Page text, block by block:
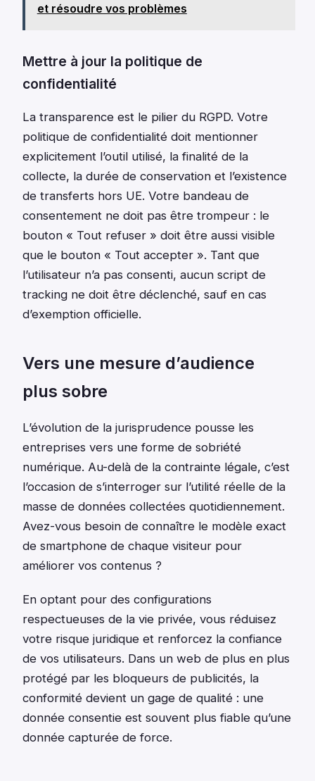
et résoudre vos problèmes
Mettre à jour la politique de
confidentialité
La transparence est le pilier du RGPD. Votre
politique de confidentialité doit mentionner
explicitement l’outil utilisé, la finalité de la
collecte, la durée de conservation et l’existence
de transferts hors UE. Votre bandeau de
consentement ne doit pas être trompeur : le
bouton « Tout refuser » doit être aussi visible
que le bouton « Tout accepter ». Tant que
l’utilisateur n’a pas consenti, aucun script de
tracking ne doit être déclenché, sauf en cas
d’exemption officielle.
Vers une mesure d’audience
plus sobre
L’évolution de la jurisprudence pousse les
entreprises vers une forme de sobriété
numérique. Au-delà de la contrainte légale, c’est
l’occasion de s’interroger sur l’utilité réelle de la
masse de données collectées quotidiennement.
Avez-vous besoin de connaître le modèle exact
de smartphone de chaque visiteur pour
améliorer vos contenus ?
En optant pour des configurations
respectueuses de la vie privée, vous réduisez
votre risque juridique et renforcez la confiance
de vos utilisateurs. Dans un web de plus en plus
protégé par les bloqueurs de publicités, la
conformité devient un gage de qualité : une
donnée consentie est souvent plus fiable qu’une
donnée capturée de force.